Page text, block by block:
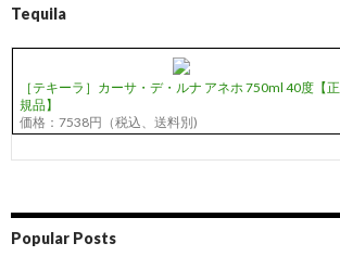
Tequila
［テキーラ］カーサ・デ・ルナ アネホ 750ml 40度【正
規品】
価格：7538円（税込、送料別)
Popular Posts